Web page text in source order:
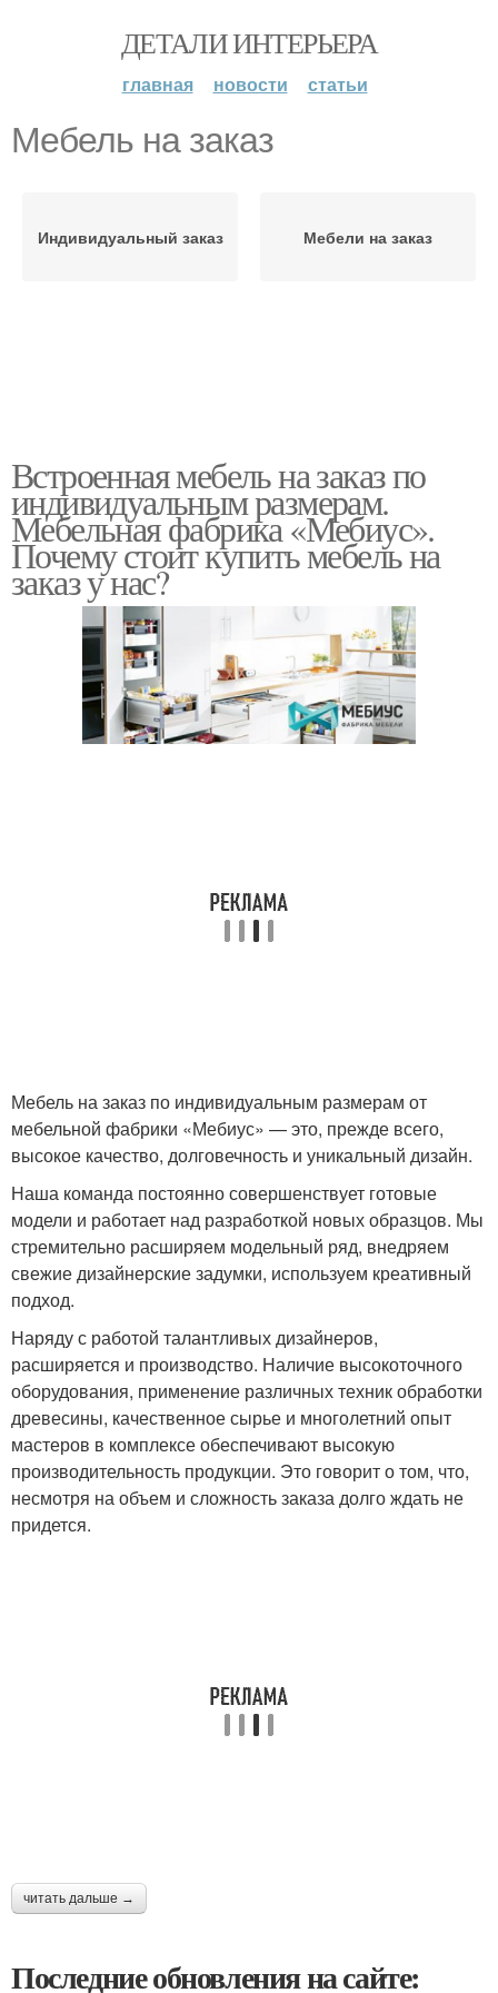
ДЕТАЛИ ИНТЕРЬЕРА
главная новости статьи
Мебель на заказ
Индивидуальный заказ Мебели на заказ
Встроенная мебель на заказ по
индивидуальным размерам.
Мебельная фабрика «Мебиус».
Почему стоит купить мебель на
заказ у нас?
Мебель на заказ по индивидуальным размерам от
мебельной фабрики «Мебиус» — это, прежде всего,
высокое качество, долговечность и уникальный дизайн.
Наша команда постоянно совершенствует готовые
модели и работает над разработкой новых образцов. Мы
стремительно расширяем модельный ряд, внедряем
свежие дизайнерские задумки, используем креативный
подход.
Наряду с работой талантливых дизайнеров,
расширяется и производство. Наличие высокоточного
оборудования, применение различных техник обработки
древесины, качественное сырье и многолетний опыт
мастеров в комплексе обеспечивают высокую
производительность продукции. Это говорит о том, что,
несмотря на объем и сложность заказа долго ждать не
придется.
читать дальше →
Последние обновления на сайте: